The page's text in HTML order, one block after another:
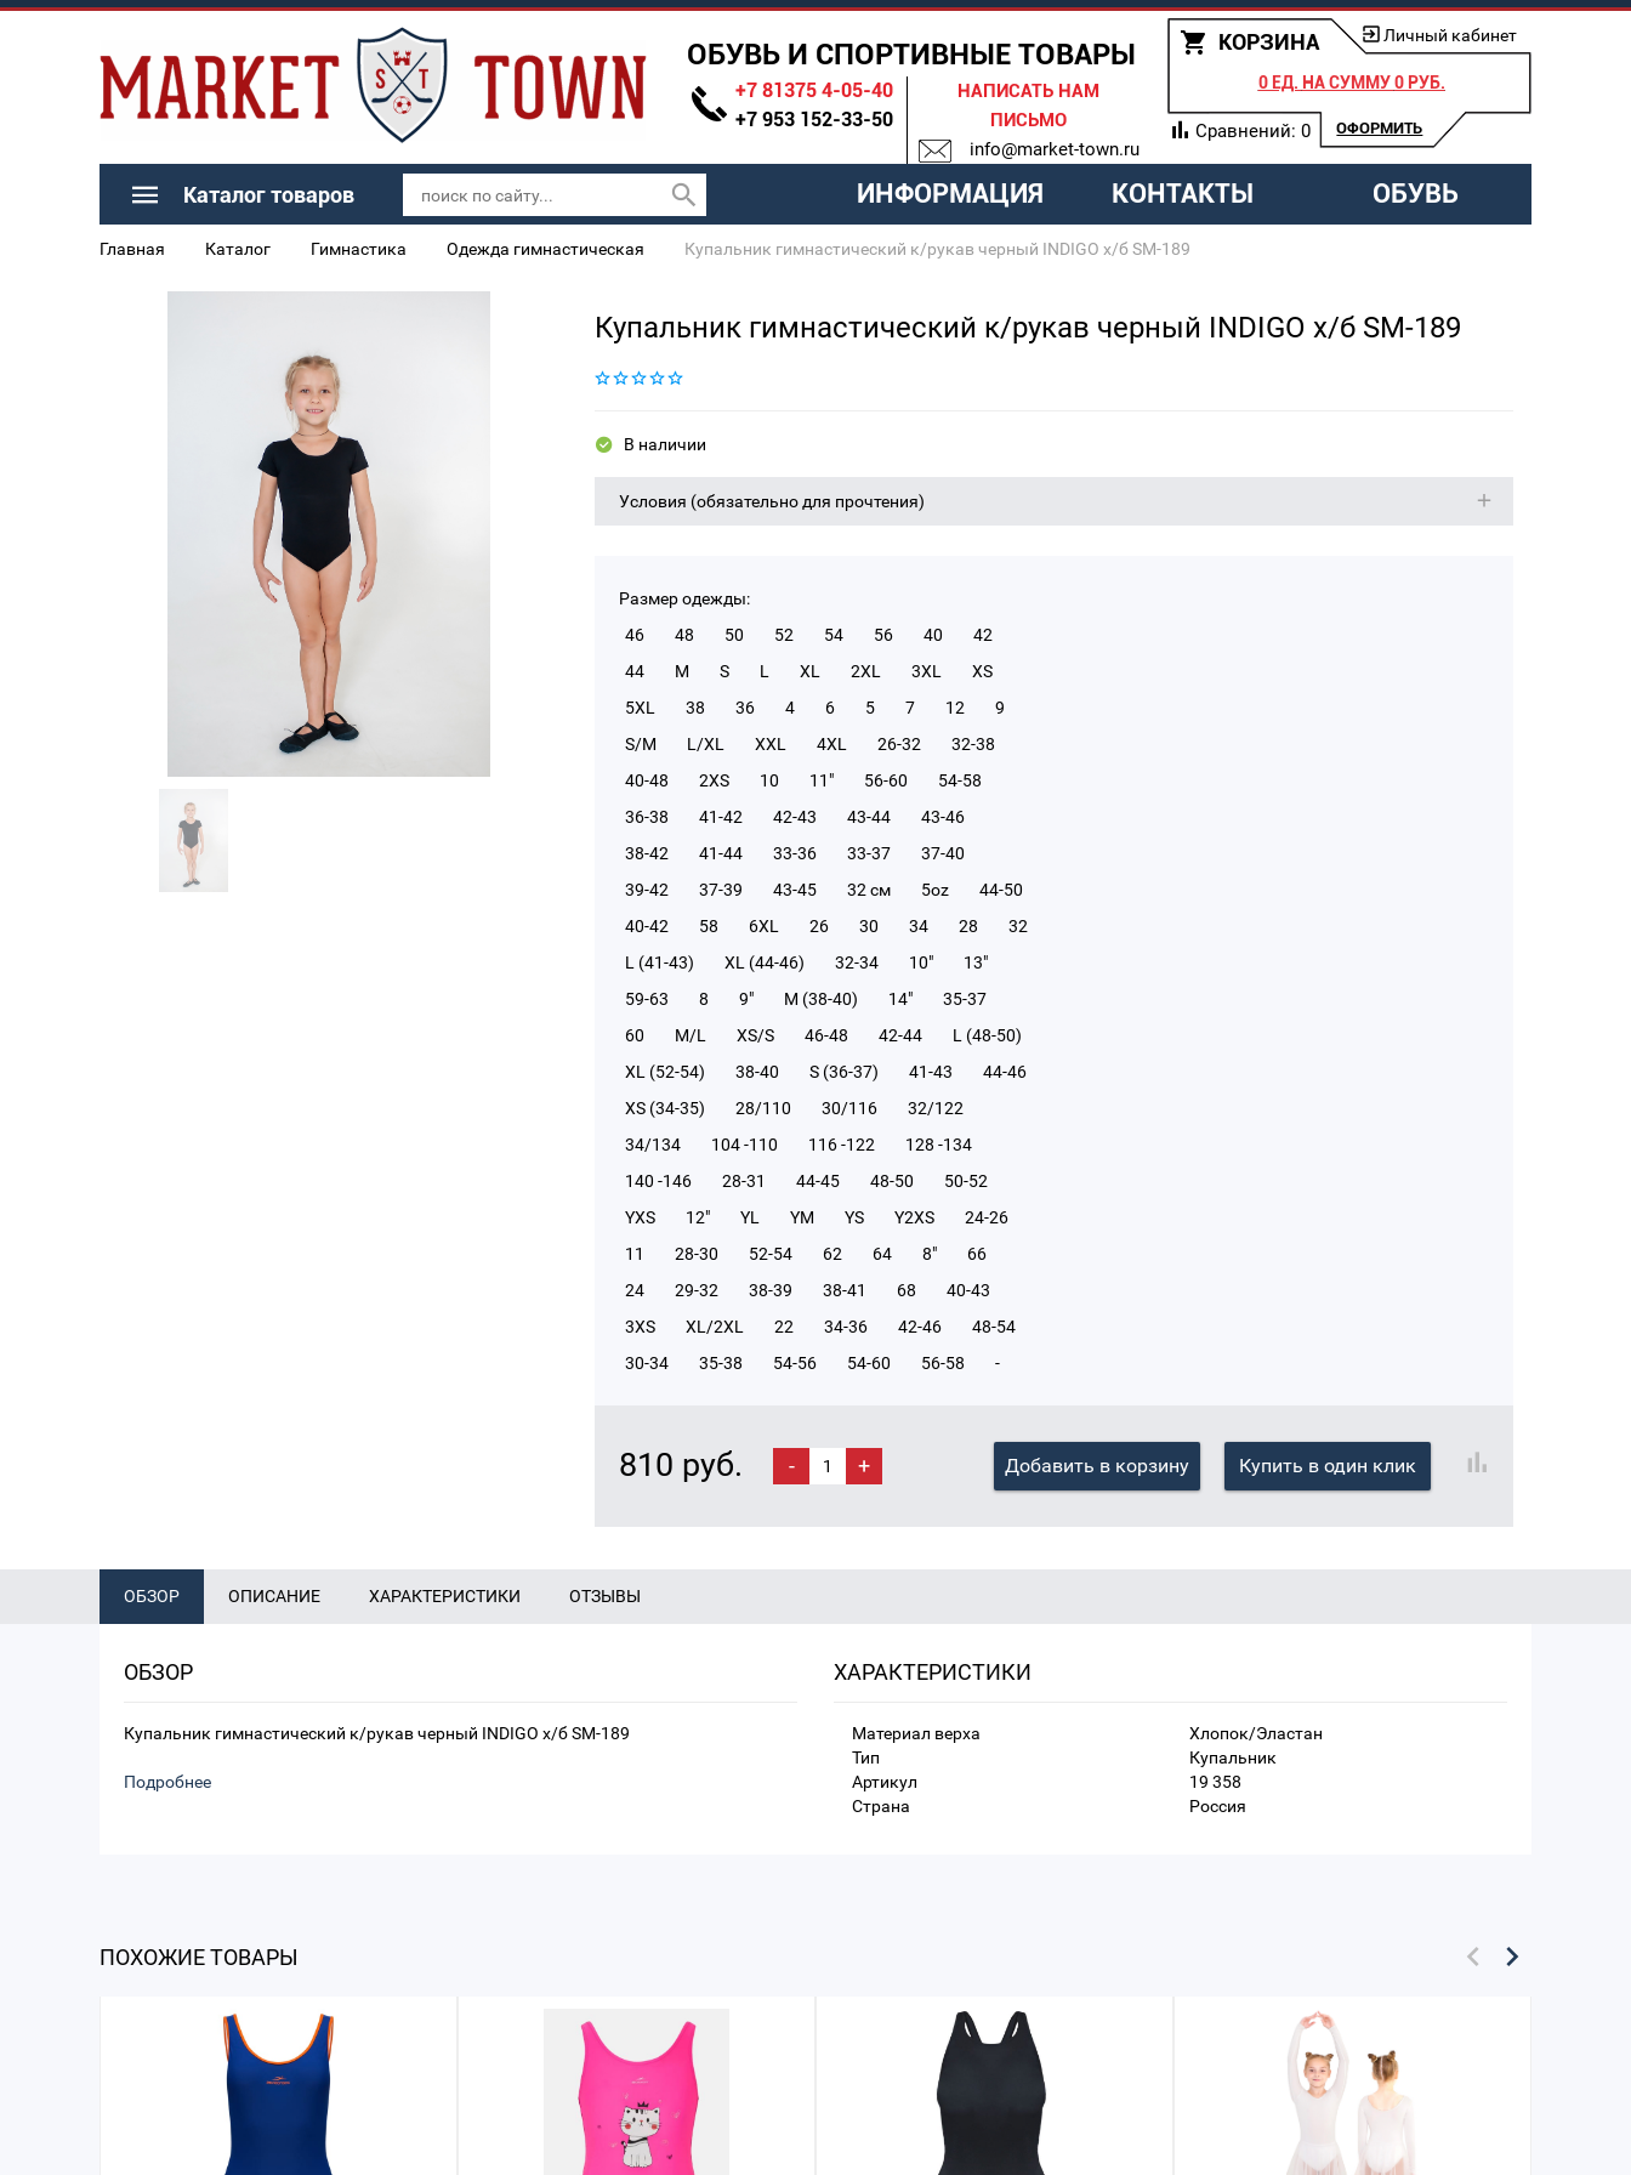
ОБУВЬ И СПОРТИВНЫЕ ТОВАРЫ
+7 81375 4-05-40
+7 953 152-33-50
НАПИСАТЬ НАМ
ПИСЬМО
info@market-town.ru
КОРЗИНА Личный кабинет
0 ЕД. НА СУММУ0 РУБ.
ОФОРМИТЬ
Сравнений: 0
Каталог товаров ИНФОРМАЦИЯ КОНТАКТЫ ОБУВЬ
Главная Каталог Гимнастика Одежда гимнастическая Купальник гимнастический к/рукав черный INDIGO х/б SM-189
Купальник гимнастический к/рукав черный INDIGO х/б SM-189
В наличии
Условия (обязательно для прочтения)
Размер одежды:
46
48 50 52 54 56 40
42
44
M S L XL 2XL 3XL
XS
5XL
38 36 4 6 5 7 12
9
S/M
L/XL XXL 4XL 26-32
32-38
40-48
2XS 10 11" 56-60
54-58
36-38
41-42 42-43 43-44
43-46
38-42
41-44 33-36 33-37
37-40
39-42
37-39 43-45 32 см 5oz
44-50
40-42
58 6XL 26 30 34 28
32
L (41-43)
XL (44-46) 32-34 10"
13"
59-63
8 9" M (38-40) 14"
35-37
60
M/L XS/S 46-48 42-44
L (48-50)
XL (52-54)
38-40 S (36-37) 41-43
44-46
XS (34-35)
28/110 30/116
32/122
34/134
104 -110 116 -122
128 -134
140 -146
28-31 44-45 48-50
50-52
YXS
12" YL YM YS Y2XS
24-26
11
28-30 52-54 62 64 8"
66
24
29-32 38-39 38-41 68
40-43
3XS
XL/2XL 22 34-36 42-46
48-54
30-34
35-38 54-56 54-60 56-58 -
810 руб. - + Добавить в корзину Купить в один клик
ОБЗОР ОПИСАНИЕ ХАРАКТЕРИСТИКИ ОТЗЫВЫ
ОБЗОР
Купальник гимнастический к/рукав черный INDIGO х/б SM-189
Подробнее
ХАРАКТЕРИСТИКИ
Материал верха
Хлопок/Эластан
Тип
Купальник
Артикул
19 358
Страна
Россия
ПОХОЖИЕ ТОВАРЫ